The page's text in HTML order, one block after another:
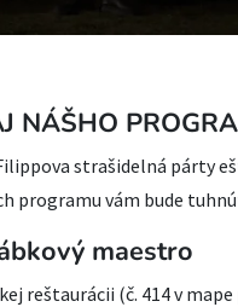
NÁŠHO
strašidelná párty
programu vám bude
maestro
reštaurácii (č. 414 v mape